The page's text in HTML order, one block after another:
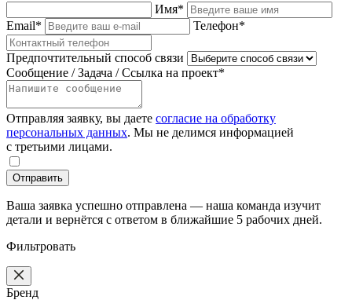
Имя*
Email*
Телефон*
Предпочтительный способ связи
Сообщение / Задача / Ссылка на проект*
Отправляя заявку, вы даете согласие на обработку
персональных данных. Мы не делимся информацией
с третьими лицами.
Отправить
Ваша заявка успешно отправлена — наша команда изучит
детали и вернётся с ответом в ближайшие 5 рабочих дней.
Фильтровать
Бренд